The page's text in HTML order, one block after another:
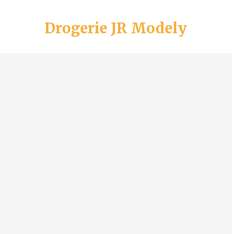
Drogerie JR Modely